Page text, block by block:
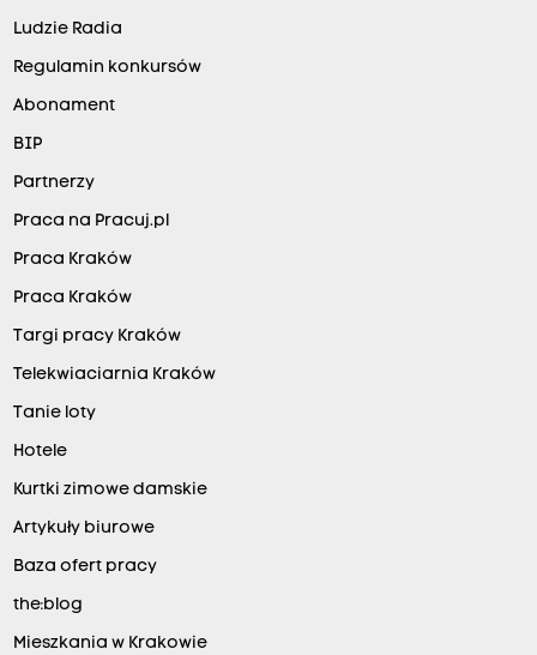
Ludzie Radia
Regulamin konkursów
Abonament
BIP
Partnerzy
Praca na Pracuj.pl
Praca Kraków
Praca Kraków
Targi pracy Kraków
Telekwiaciarnia Kraków
Tanie loty
Hotele
Kurtki zimowe damskie
Artykuły biurowe
Baza ofert pracy
the:blog
Mieszkania w Krakowie